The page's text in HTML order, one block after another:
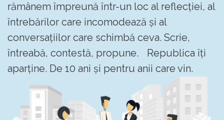
rămânem împreună într-un loc al reflecției, al
întrebărilor care incomodează și al
conversațiilor care schimbă ceva. Scrie,
întreabă, contestă, propune. Republica îți
aparține. De 10 ani și pentru anii care vin.